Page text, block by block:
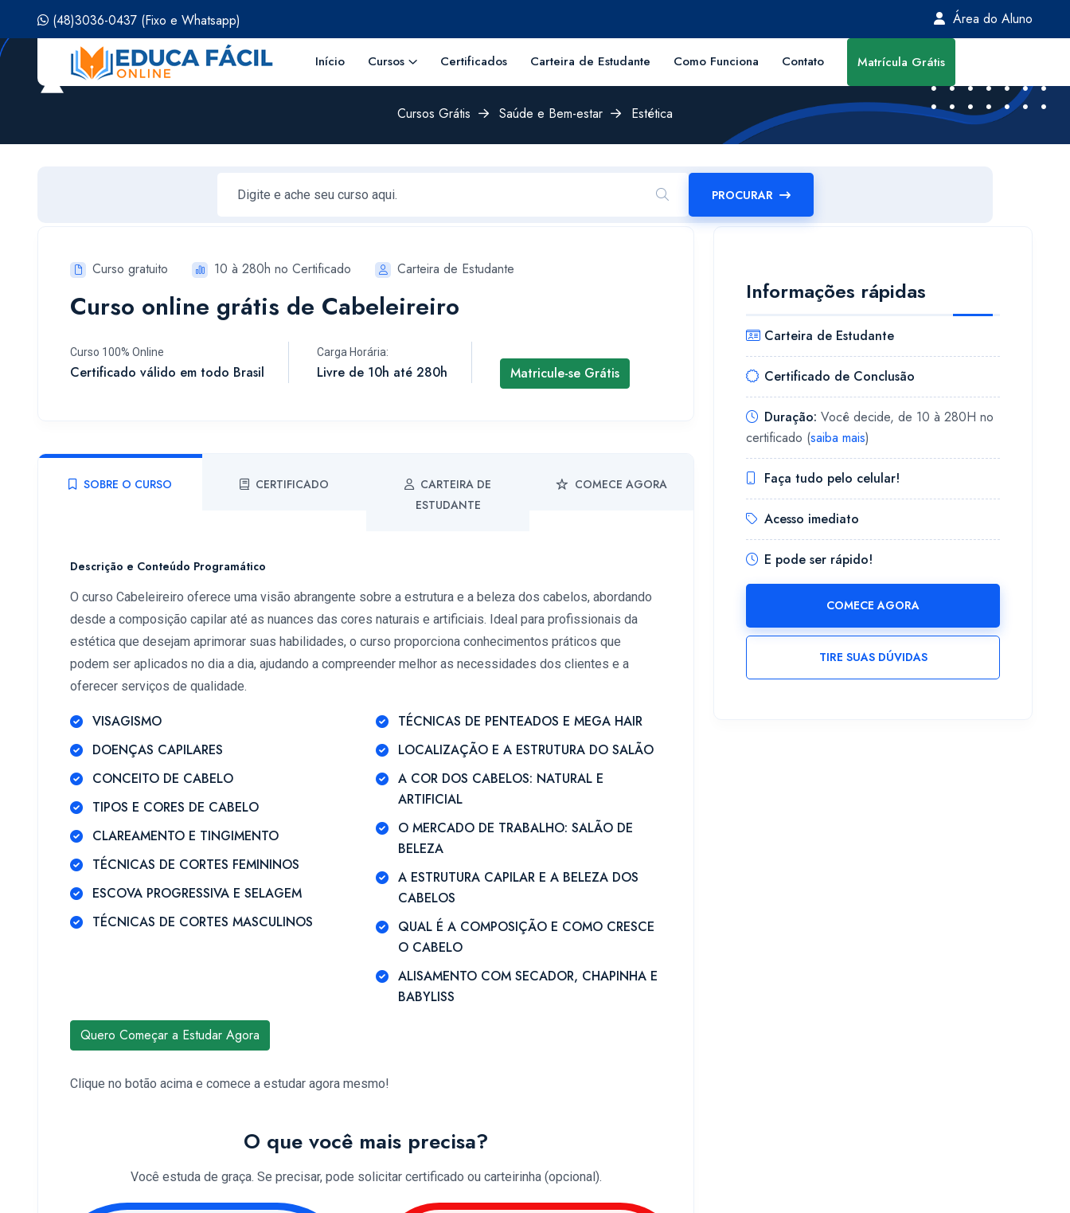
(48)3036-0437 (Fixo e Whatsapp) Área do Aluno
Início Cursos Certificados Carteira de Estudante Como Funciona Contato Matrícula Grátis
Cursos Grátis Saúde e Bem-estar Estética
PROCURAR
Curso gratuito 10 à 280h no Certificado Carteira de Estudante
Curso online grátis de Cabeleireiro
Curso 100% Online
Certificado válido em todo Brasil
Carga Horária:
Livre de 10h até 280h Matricule-se Grátis
SOBRE O CURSO CERTIFICADO
CARTEIRA DE
ESTUDANTE
COMECE AGORA
Descrição e Conteúdo Programático
O curso Cabeleireiro oferece uma visão abrangente sobre a estrutura e a beleza dos cabelos, abordando
desde a composição capilar até as nuances das cores naturais e artificiais. Ideal para profissionais da
estética que desejam aprimorar suas habilidades, o curso proporciona conhecimentos práticos que
podem ser aplicados no dia a dia, ajudando a compreender melhor as necessidades dos clientes e a
oferecer serviços de qualidade.
VISAGISMO
DOENÇAS CAPILARES
CONCEITO DE CABELO
TIPOS E CORES DE CABELO
CLAREAMENTO E TINGIMENTO
TÉCNICAS DE CORTES FEMININOS
ESCOVA PROGRESSIVA E SELAGEM
TÉCNICAS DE CORTES MASCULINOS
TÉCNICAS DE PENTEADOS E MEGA HAIR
LOCALIZAÇÃO E A ESTRUTURA DO SALÃO
A COR DOS CABELOS: NATURAL E
ARTIFICIAL
O MERCADO DE TRABALHO: SALÃO DE
BELEZA
A ESTRUTURA CAPILAR E A BELEZA DOS
CABELOS
QUAL É A COMPOSIÇÃO E COMO CRESCE
O CABELO
ALISAMENTO COM SECADOR, CHAPINHA E
BABYLISS
Quero Começar a Estudar Agora
Clique no botão acima e comece a estudar agora mesmo!
O que você mais precisa?
Você estuda de graça. Se precisar, pode solicitar certificado ou carteirinha (opcional).
Informações rápidas
Carteira de Estudante
Certificado de Conclusão
Duração:Você decide, de 10 à 280H no
certificado (saiba mais)
Faça tudo pelo celular!
Acesso imediato
E pode ser rápido!
COMECE AGORA
TIRE SUAS DÚVIDAS